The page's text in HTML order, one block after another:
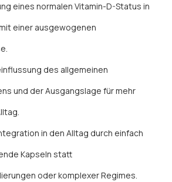
eines normalen Vitamin-D-Status in
einer ausgewogenen
des allgemeinen
und der Ausgangslage für mehr
in den Alltag durch einfach
Kapseln statt
oder komplexer Regimes.